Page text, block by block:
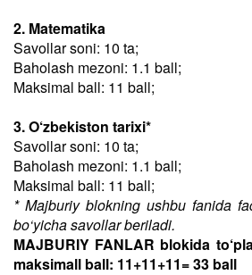
2. Matematika
Savollar soni: 10 ta;
Baholash mezoni: 1.1 ball;
Maksimal ball: 11 ball;
3. O‘zbekiston tarixi*
Savollar soni: 10 ta;
Baholash mezoni: 1.1 ball;
Maksimal ball: 11 ball;
* Majburiy blokning ushbu fanida
bo‘yicha savollar beriladi.
MAJBURIY FANLAR blokida
maksimall ball: 11+11+11= 33 ball